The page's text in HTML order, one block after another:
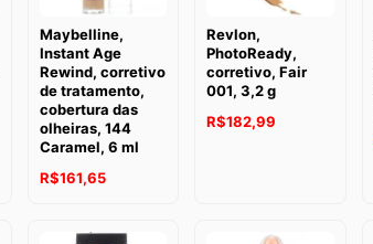
Maybelline,
Instant Age
Rewind, corretivo
de tratamento,
cobertura das
olheiras, 144
Caramel, 6 ml
R$161,65
Revlon,
PhotoReady,
corretivo, Fair
001, 3,2 g
R$182,99